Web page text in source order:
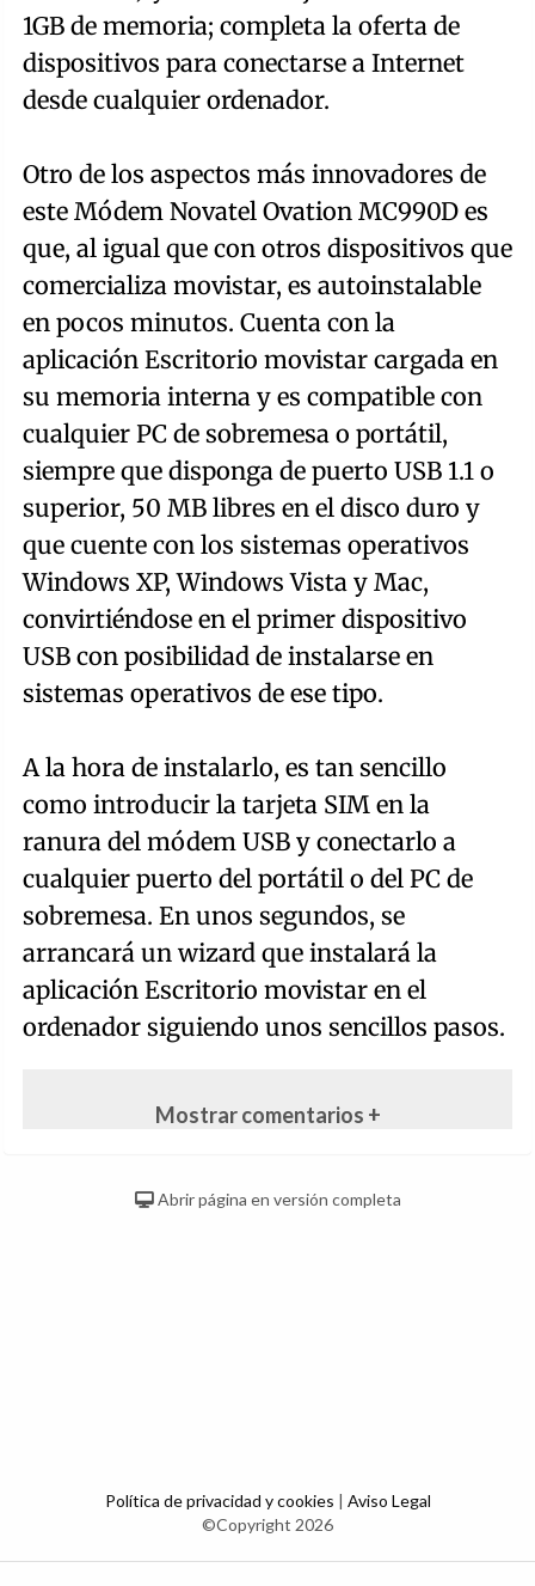
1GB de memoria; completa la oferta de
dispositivos para conectarse a Internet
desde cualquier ordenador.
Otro de los aspectos más innovadores de
este Módem Novatel Ovation MC990D es
que, al igual que con otros dispositivos que
comercializa movistar, es autoinstalable
en pocos minutos. Cuenta con la
aplicación Escritorio movistar cargada en
su memoria interna y es compatible con
cualquier PC de sobremesa o portátil,
siempre que disponga de puerto USB 1.1 o
superior, 50 MB libres en el disco duro y
que cuente con los sistemas operativos
Windows XP, Windows Vista y Mac,
convirtiéndose en el primer dispositivo
USB con posibilidad de instalarse en
sistemas operativos de ese tipo.
A la hora de instalarlo, es tan sencillo
como introducir la tarjeta SIM en la
ranura del módem USB y conectarlo a
cualquier puerto del portátil o del PC de
sobremesa. En unos segundos, se
arrancará un wizard que instalará la
aplicación Escritorio movistar en el
ordenador siguiendo unos sencillos pasos.
Mostrar comentarios +
Abrir página en versión completa
Política de privacidad y cookies | Aviso Legal
©Copyright 2026